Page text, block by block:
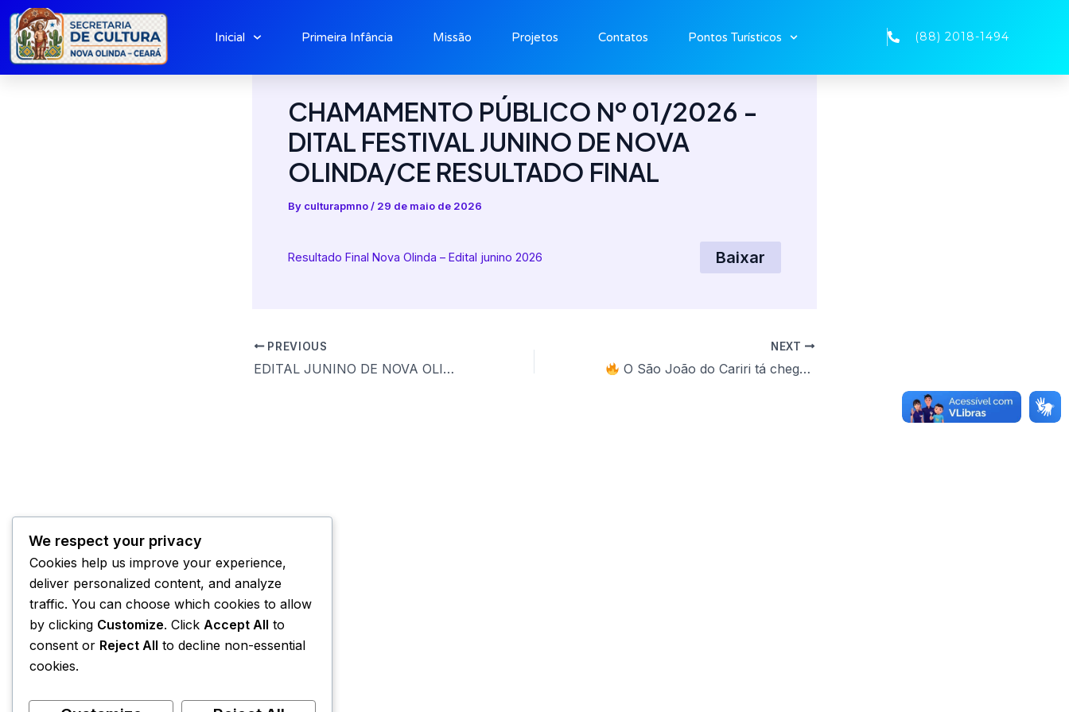
Skip
content
Inicial Primeira Infância Missão Projetos Contatos Pontos Turísticos (88) 2018-1494
CHAMAMENTO PÚBLICO Nº 01/2026 -
DITAL FESTIVAL JUNINO DE NOVA
OLINDA/CE RESULTADO FINAL
By culturapmno / 29 de maio de 2026
Resultado Final Nova Olinda – Edital junino 2026 Baixar
PREVIOUS
EDITAL JUNINO DE NOVA OLINDA/CE – POLÍTICA NACIONAL ALDIR BLANC DE FOMENTO À CULTURA
NEXT
O São João do Cariri tá chegando: confira a programação completa e viva essa tradição
We respect your privacy
Cookies help us improve your experience,
deliver personalized content, and analyze
traffic. You can choose which cookies to allow
by clicking Customize. Click Accept All to
consent or Reject All to decline non-essential
cookies.